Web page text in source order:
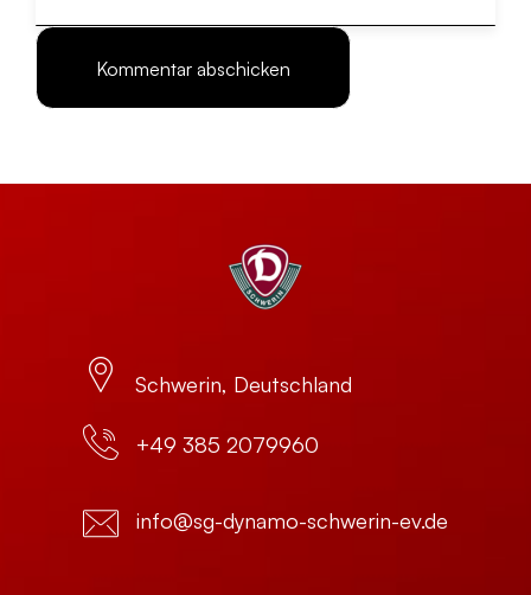
Schwerin, Deutschland
+49 385 2079960
info@sg-dynamo-schwerin-ev.de